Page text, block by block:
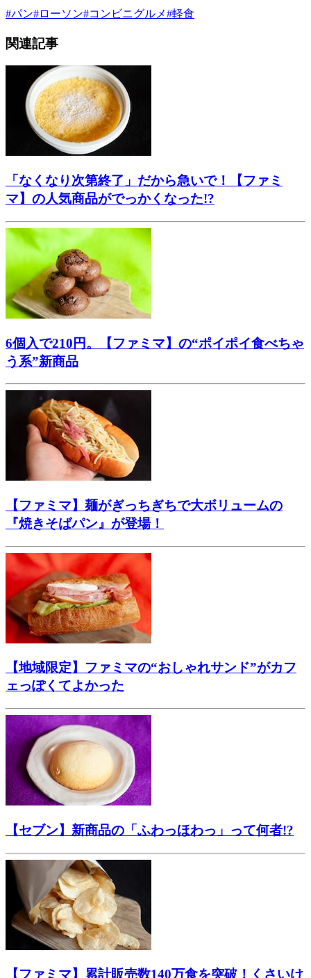
#パン#ローソン#コンビニグルメ#軽食
関連記事
「なくなり次第終了」だから急いで！【ファミ
マ】の人気商品がでっかくなった!?
6個入で210円。【ファミマ】の“ポイポイ食べちゃ
う系”新商品
【ファミマ】麺がぎっちぎちで大ボリュームの
『焼きそばパン』が登場！
【地域限定】ファミマの“おしゃれサンド”がカフ
ェっぽくてよかった
【セブン】新商品の「ふわっほわっ」って何者!?
【ファミマ】累計販売数140万食を突破！くさいけ